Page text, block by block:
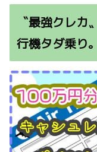
〝最強クレ
行機タダ乗り。